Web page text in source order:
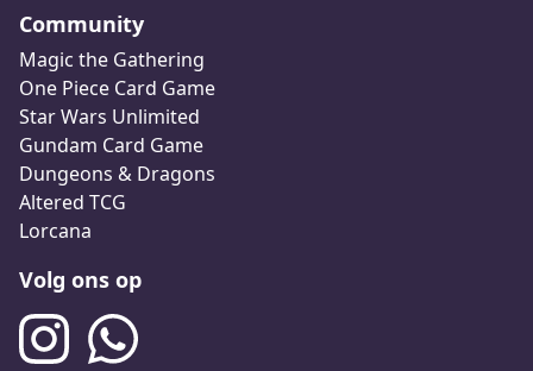
Community
Magic the Gathering
One Piece Card Game
Star Wars Unlimited
Gundam Card Game
Dungeons & Dragons
Altered TCG
Lorcana
Volg ons op